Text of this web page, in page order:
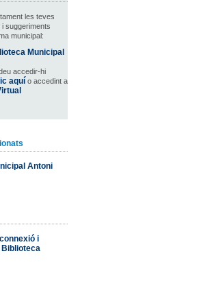
les teves
suggeriments
municipal:
Municipal
accedir-hi
aquí o accedint a
Antoni
i